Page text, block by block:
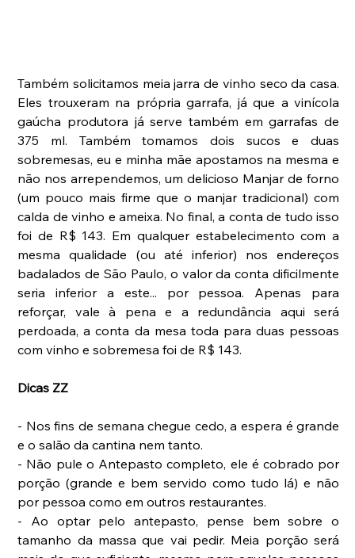
Também solicitamos meia jarra de vinho seco da casa.
Eles trouxeram na própria garrafa, já que a vinícola
gaúcha produtora já serve também em garrafas de
375 ml. Também tomamos dois sucos e duas
sobremesas, eu e minha mãe apostamos na mesma e
não nos arrependemos, um delicioso Manjar de forno
(um pouco mais firme que o manjar tradicional) com
calda de vinho e ameixa. No final, a conta de tudo isso
foi de R$ 143. Em qualquer estabelecimento com a
mesma qualidade (ou até inferior) nos endereços
badalados de São Paulo, o valor da conta dificilmente
seria inferior a este... por pessoa. Apenas para
reforçar, vale à pena e a redundância aqui será
perdoada, a conta da mesa toda para duas pessoas
com vinho e sobremesa foi de R$ 143.
Dicas ZZ
- Nos fins de semana chegue cedo, a espera é grande
e o salão da cantina nem tanto.
- Não pule o Antepasto completo, ele é cobrado por
porção (grande e bem servido como tudo lá) e não
por pessoa como em outros restaurantes.
- Ao optar pelo antepasto, pense bem sobre o
tamanho da massa que vai pedir. Meia porção será